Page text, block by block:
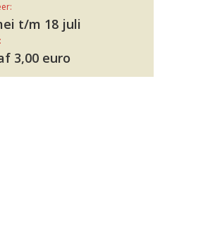
t/m 18 juli
3,00 euro